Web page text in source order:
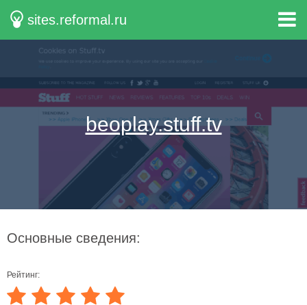
sites.reformal.ru
beoplay.stuff.tv
Основные сведения:
Рейтинг: